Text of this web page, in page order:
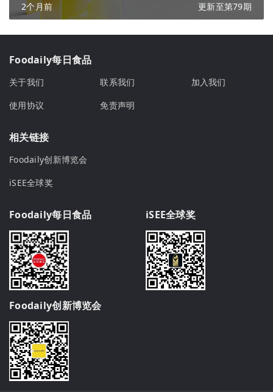
2个月前 更新至第79期
Foodaily每日食品
关于我们 联系我们
加入我们
使用协议
免责声明
相关链接
Foodaily创新博览会
iSEE全球奖
Foodaily每日食品 iSEE全球奖
Foodaily创新博览会